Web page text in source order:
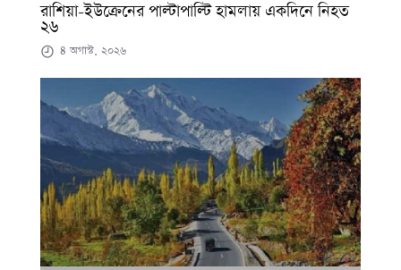
রাশিয়া-ইউক্রেনের পাল্টাপাল্টি হামলায় একদিনে নিহত
২৬
৪ অগাস্ট, ২০২৬